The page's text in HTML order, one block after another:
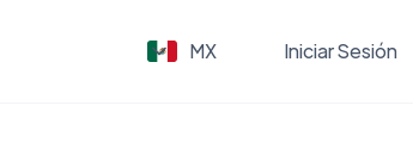
MX Iniciar Sesión